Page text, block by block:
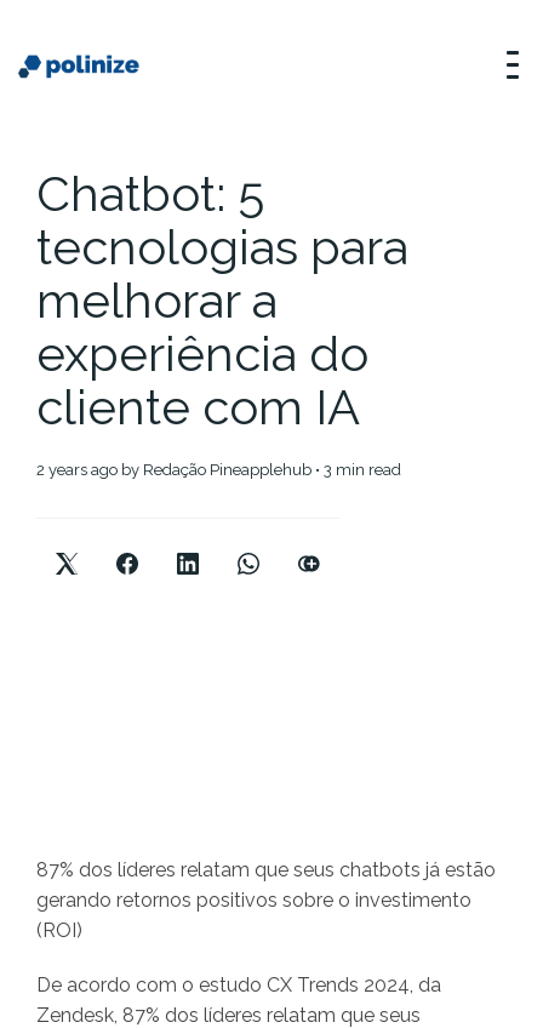
Chatbot: 5
tecnologias para
melhorar a
experiência do
cliente com IA
2 years ago by Redação Pineapplehub • 3 min read
87% dos líderes relatam que seus chatbots já estão
gerando retornos positivos sobre o investimento
(ROI)
De acordo com o estudo CX Trends 2024, da
Zendesk, 87% dos líderes relatam que seus